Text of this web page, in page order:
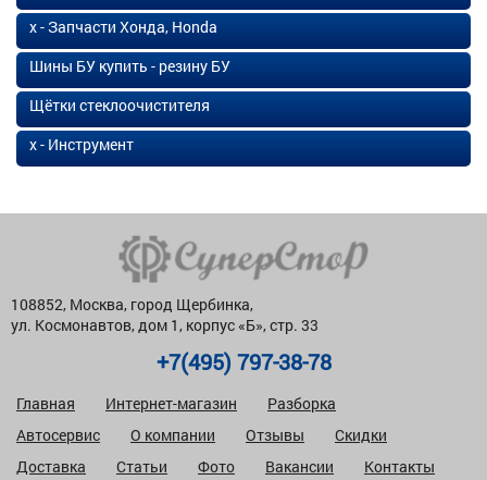
х - Запчасти Хонда, Honda
Шины БУ купить - резину БУ
Щётки стеклоочистителя
х - Инструмент
108852, Москва, город Щербинка,
ул. Космонавтов, дом 1, корпус «Б», стр. 33
+7(495) 797-38-78
Главная Интернет-магазин
Разборка
Автосервис
О компании Отзывы
Скидки
Доставка
Статьи Фото Вакансии Контакты